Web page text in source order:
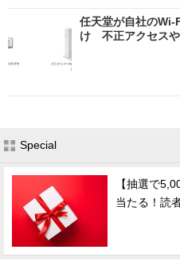
任天堂が自社のWi-
け 不正アクセス
Special
【抽選で
当たる！読